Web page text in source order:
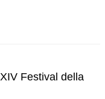
Festival della